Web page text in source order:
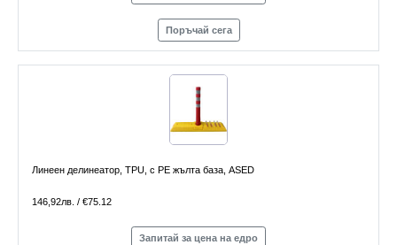
Поръчай сега
Линеен делинеатор, TPU, с PE жълта база, ASED
146,92лв. / €75.12
Запитай за цена на едро